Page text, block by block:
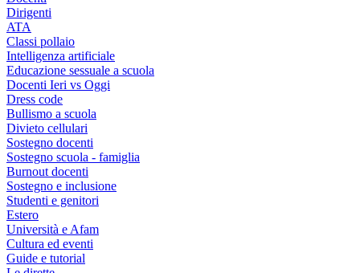
Dirigenti
ATA
Classi pollaio
Intelligenza artificiale
Educazione sessuale a scuola
Docenti Ieri vs Oggi
Dress code
Bullismo a scuola
Divieto cellulari
Sostegno docenti
Sostegno scuola - famiglia
Burnout docenti
Sostegno e inclusione
Studenti e genitori
Estero
Università e Afam
Cultura ed eventi
Guide e tutorial